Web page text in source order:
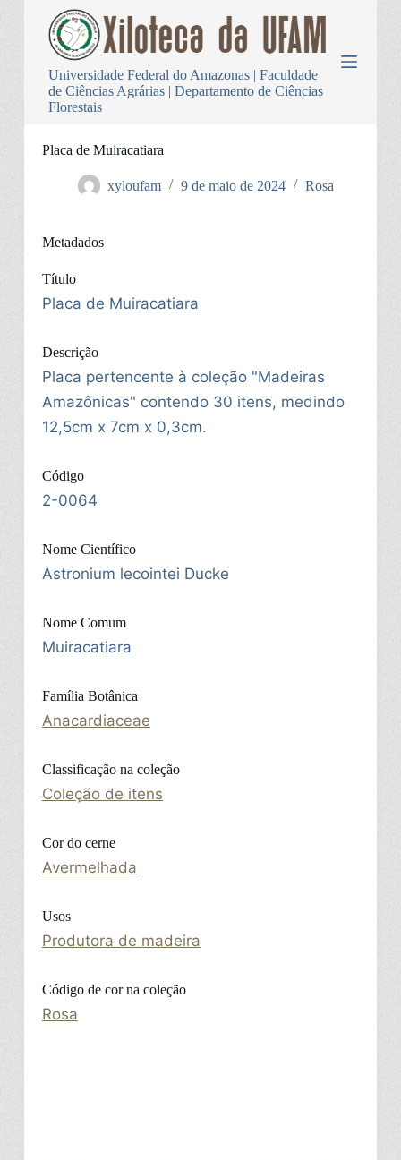
Universidade Federal do Amazonas | Faculdade
de Ciências Agrárias | Departamento de Ciências
Florestais
Placa de Muiracatiara
xyloufam 9 de maio de 2024 Rosa
Metadados
Título
Placa de Muiracatiara
Descrição
Placa pertencente à coleção "Madeiras
Amazônicas" contendo 30 itens, medindo
12,5cm x 7cm x 0,3cm.
Código
2-0064
Nome Científico
Astronium lecointei Ducke
Nome Comum
Muiracatiara
Família Botânica
Anacardiaceae
Classificação na coleção
Coleção de itens
Cor do cerne
Avermelhada
Usos
Produtora de madeira
Código de cor na coleção
Rosa